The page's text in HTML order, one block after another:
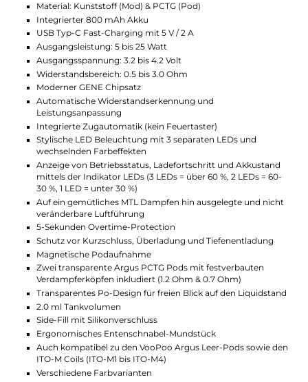
angetrieben, der eine schnelle Aufladung via USB Typ-
C Anschluss ermöglicht und eine maximale
Ausgangsleistung von bis zu 25 Watt liefert. Der GENE
Chip passt die Leistungsausgabe automatisch an den
verwendeten Pod und Coilwiderstand an. Die
Aktivierung erfolgt bequem über eine integrierte
Zugautomatik. Eine dreistufige LED Anzeige
informiert über Betriebsstatus und Akkustand und
bietet zusätzlich attraktive RGB-Lichteffekte.
Pods und Coils
Im Lieferumfang des Argus P1 [S] Kits sind zwei Argus
Pods mit festverbauten Mesh Coils enthalten, die eine
hervorragende Geschmackswiedergabe und
Dampfproduktion bieten. Die Pods fassen bis zu 2.0
ml Liquid und verfügen über ein einfaches Side-Fill-
System. Das ergonomische Mundstück und die nicht
veränderbare Luftführung sind ideal für MTL- und
strenges RDL-Dampfen. Zusätzlich sind separat
erhältliche Leer-Pods mit austauschbaren ITO Mesh
Coils kompatibel, die eine weitere Anpassung des
Dampferlebnisses ermöglichen.
Technische Daten
Hochwertiges Pod Kit für MTL und RDL